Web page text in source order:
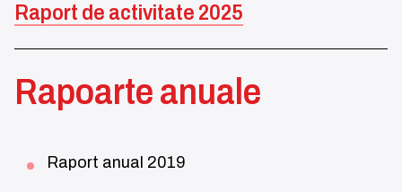
Raport de activitate 2025
Rapoarte anuale
Raport anual 2019